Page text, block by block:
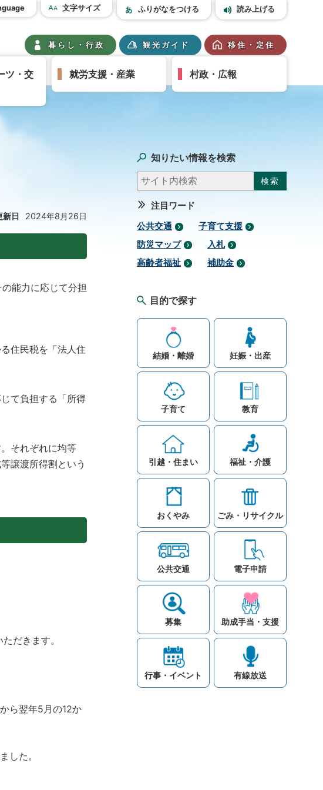
文字サイズ ふりがなをつける 読み上げる
暮らし・行政 観光ガイド 移住・定住
ツ・交
就労支援・産業 村政・広報
新日 2024年8月26日
能力に応じて分担
住民税を「法人住
て負担する「所得
それぞれに均等
譲渡所得割という
だきます。
ら翌年5月の12か
した。
知りたい情報を検索
注目ワード
公共交通
子育て支援
防災マップ
入札
高齢者福祉
補助金
目的で探す
結婚・離婚 妊娠・出産
子育て 教育
引越・住まい 福祉・介護
おくやみ ごみ・リサイクル
公共交通 電子申請
募集 助成手当・支援
行事・イベント 有線放送